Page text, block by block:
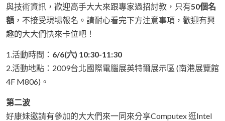
與技術資訊，歡迎高手大大來跟專家過招討教，只有50個名
額 ，不接受現場報名。請耐心看完下方注意事項，歡迎有興
趣的大大們快來卡位吧！
1.活動時間： 6/6(六) 10:30-11:30
2.活動地點：2009台北國際電腦展英特爾展示區 (南港展覽館
4F M806)。
第二波
好康妹邀請有參加的大大們來一同來分享Computex 逛Intel